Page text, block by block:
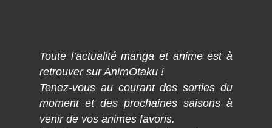
Toute l’actualité manga et anime est à
retrouver sur AnimOtaku !
Tenez-vous au courant des sorties du
moment et des prochaines saisons à
venir de vos animes favoris.